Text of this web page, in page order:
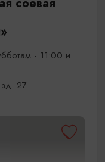
- 11:00 и
зд. 27